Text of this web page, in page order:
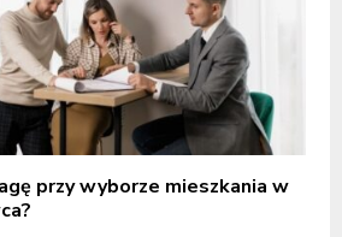
przy wyborze mieszkania w